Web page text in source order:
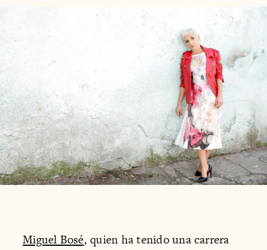
Miguel Bosé, quien ha tenido una carrera